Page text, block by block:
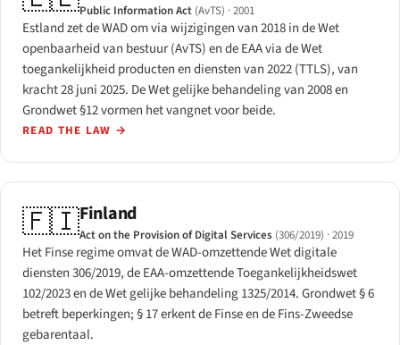
Public Information Act (AvTS) · 2001
Estland zet de WAD om via wijzigingen van 2018 in de Wet
openbaarheid van bestuur (AvTS) en de EAA via de Wet
toegankelijkheid producten en diensten van 2022 (TTLS), van
kracht 28 juni 2025. De Wet gelijke behandeling van 2008 en
Grondwet §12 vormen het vangnet voor beide.
READ THE LAW →
🇫🇮Finland
Act on the Provision of Digital Services (306/2019) · 2019
Het Finse regime omvat de WAD-omzettende Wet digitale
diensten 306/2019, de EAA-omzettende Toegankelijkheidswet
102/2023 en de Wet gelijke behandeling 1325/2014. Grondwet § 6
betreft beperkingen; § 17 erkent de Finse en de Fins-Zweedse
gebarentaal.